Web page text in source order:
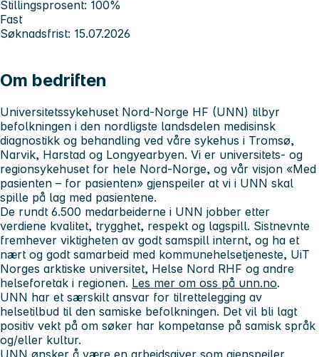
Stillingsprosent: 100%
Fast
Søknadsfrist: 15.07.2026
Om bedriften
Universitetssykehuset Nord-Norge HF (UNN) tilbyr
befolkningen i den nordligste landsdelen medisinsk
diagnostikk og behandling ved våre sykehus i Tromsø,
Narvik, Harstad og Longyearbyen. Vi er universitets- og
regionsykehuset for hele Nord-Norge, og vår visjon «Med
pasienten – for pasienten» gjenspeiler at vi i UNN skal
spille på lag med pasientene.
De rundt 6.500 medarbeiderne i UNN jobber etter
verdiene kvalitet, trygghet, respekt og lagspill. Sistnevnte
fremhever viktigheten av godt samspill internt, og ha et
nært og godt samarbeid med kommunehelsetjeneste, UiT
Norges arktiske universitet, Helse Nord RHF og andre
helseforetak i regionen. Les mer om oss på unn.no.
UNN har et særskilt ansvar for tilrettelegging av
helsetilbud til den samiske befolkningen. Det vil bli lagt
positiv vekt på om søker har kompetanse på samisk språk
og/eller kultur.
UNN ønsker å være en arbeidsgiver som gjenspeiler